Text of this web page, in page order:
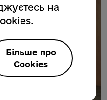
на
Більше про
Cookies